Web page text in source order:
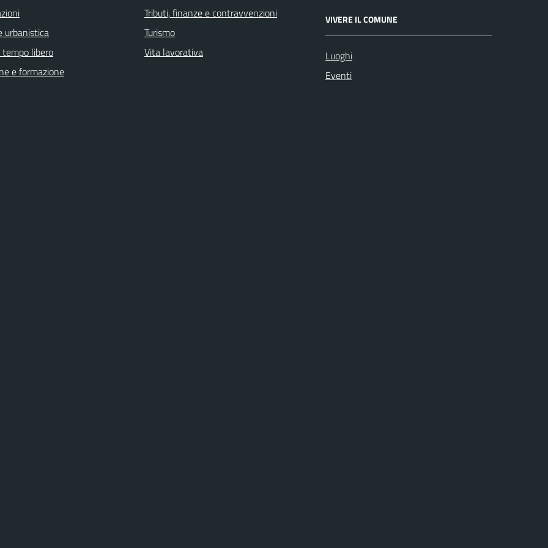
urbanistica
libero
e formazione
Tributi, finanze e contravvenzioni
Turismo
Vita lavorativa
VIVERE IL COMUNE
Luoghi
Eventi